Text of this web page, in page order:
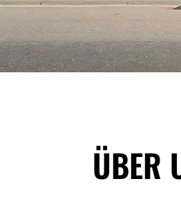
ÜBER